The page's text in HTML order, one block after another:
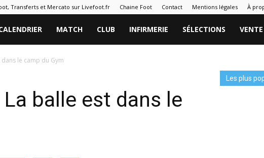
Transferts et Mercato sur Livefoot.fr Chaine Foot Contact Mentions légales À
MATCH CLUB INFIRMERIE SÉLECTIONS
le camp du Gym
balle est dans le
Les plus